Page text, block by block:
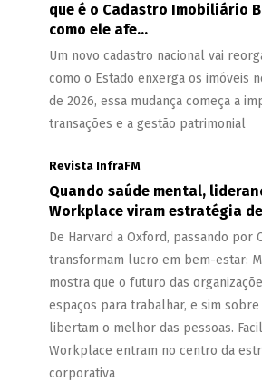
que é o Cadastro Imobiliário
como ele afe...
Um novo cadastro nacional vai
como o Estado enxerga os imóveis
de 2026, essa mudança começa a
transações e a gestão patrimonial
Revista InfraFM
Quando saúde mental,
Workplace viram estratégia
De Harvard a Oxford, passando por
transformam lucro em bem-estar:
mostra que o futuro das
espaços para trabalhar, e sim sobre
libertam o melhor das pessoas.
Workplace entram no centro da
corporativa